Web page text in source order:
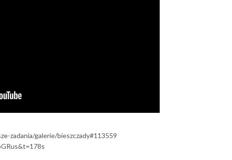
zadania/galerie/bieszczady#113559